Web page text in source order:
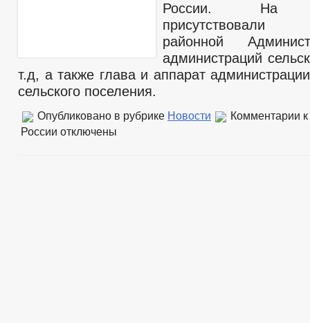
России. На
присутствовали
районной
администраций
т.д, а также глава и аппарат
сельского поселения.
Опубликовано в рубрике Новости Комментарии
России отключены